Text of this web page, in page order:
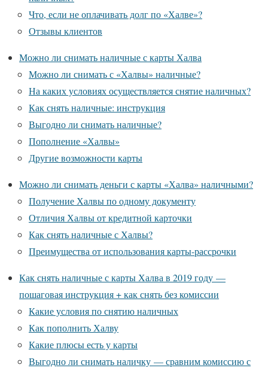
Что, если не оплачивать долг по «Халве»?
Отзывы клиентов
Можно ли снимать наличные с карты Халва
Можно ли снимать с «Халвы» наличные?
На каких условиях осуществляется снятие наличных?
Как снять наличные: инструкция
Выгодно ли снимать наличные?
Пополнение «Халвы»
Другие возможности карты
Можно ли снимать деньги с карты «Халва» наличными?
Получение Халвы по одному документу
Отличия Халвы от кредитной карточки
Как снять наличные с Халвы?
Преимущества от использования карты-рассрочки
Как снять наличные с карты Халва в 2019 году —
пошаговая инструкция + как снять без комиссии
Какие условия по снятию наличных
Как пополнить Халву
Какие плюсы есть у карты
Выгодно ли снимать наличку — сравним комиссию с